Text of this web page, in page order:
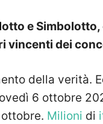
e
vincenti dei
della verità.
6 ottobre
Milioni di